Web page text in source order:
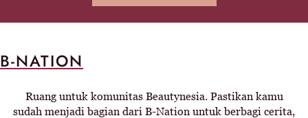
B-NATION
Ruang untuk komunitas Beautynesia. Pastikan kamu
sudah menjadi bagian dari B-Nation untuk berbagi cerita,